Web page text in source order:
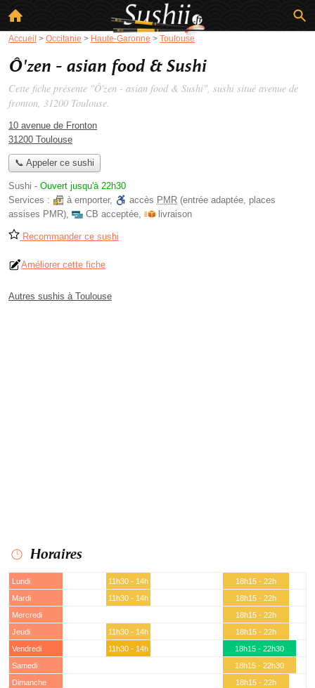
Accueil > Occitanie > Haute-Garonne > Toulouse
Ô'zen - asian food & Sushi
Cette fiche présente "Ô'zen - asian food & Sushi", sushi situé avenue de
fronton, 31200 Toulouse.
10 avenue de Fronton
31200 Toulouse
📞 Appeler ce sushi
Sushi - Ouvert jusqu'à 22h30
Services :
à emporter, accès PMR (entrée adaptée, places
assises PMR), CB acceptée, livraison
Recommander ce sushi
Améliorer cette fiche
Autres sushis à Toulouse
Horaires
Lundi 11h30 - 14h
18h15 - 22h
Mardi
11h30 - 14h
18h15 - 22h
Mercredi
18h15 - 22h
Jeudi
11h30 - 14h
18h15 - 22h
Vendredi
11h30 - 14h
18h15 - 22h30
Samedi
18h15 - 22h30
Dimanche
18h15 - 22h